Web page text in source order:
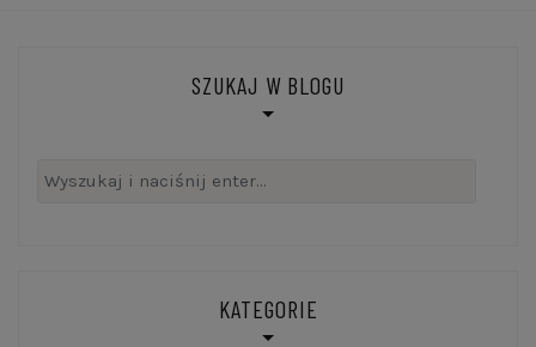
SZUKAJ W BLOGU
Szukaj:
KATEGORIE